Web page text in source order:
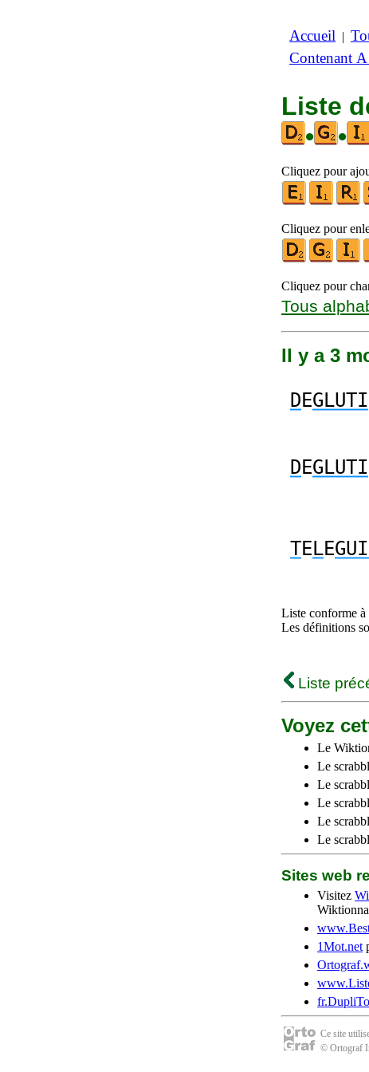
Accueil |
Contenant
Liste
•
•
Cliquez pour
Cliquez pour
Cliquez pour
Tous
Il y a 3
DEGLUTI
DEGLUTI
TE LE
Liste conforme
Les définitions
Liste
Voyez
Le
Le
Le
Le
Le
Le
Sites web
Visitez
1Mot.net
Ce site
© Ortograf